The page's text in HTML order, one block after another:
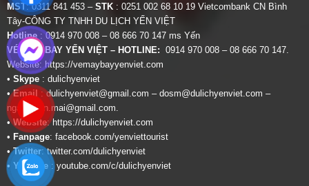
MST: 0311 841 453 – STK : 0251 002 68 10 19 Vietcombank CN Bình
Tây-CÔNG TY TNHH DU LỊCH YẾN VIỆT
Hotline : 0914 970 008 – 08 666 70 147 ms Yến
VÉ MÁY BAY YẾN VIỆT – HOTLINE: 0914 970 008 – 08 666 70 147.
Website:https://vemaybayyenviet.com
• Skype : dulichyenviet
•Email :dulichyenviet@gmail.com – dosm@dulichyenviet.com –
ngan.phan.mai@gmail.com
•Website:https://dulichyenviet.com
• Fanpage: facebook.com/yenviettourist
•Twitter:twitter.com/dulichyenviet
• Youtube :youtube.com/c/dulichyenviet